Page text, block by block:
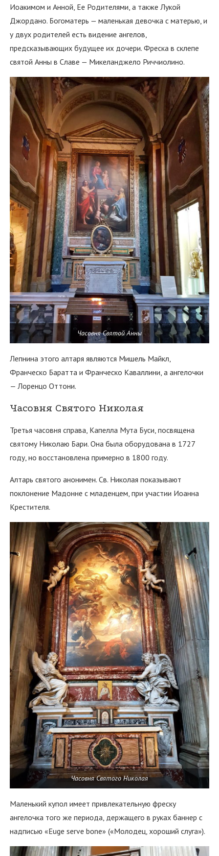
Иоакимом и Анной, Ее Родителями, а также Лукой
Джордано. Богоматерь — маленькая девочка с матерью, и
у двух родителей есть видение ангелов,
предсказывающих будущее их дочери. Фреска в склепе
святой Анны в Славе — Микеланджело Риччиолино.
Часовня Святой Анны
Лепнина этого алтаря являются Мишель Майкл,
Франческо Баратта и Франческо Каваллини, а ангелочки
— Лоренцо Оттони.
Часовня Святого Николая
Третья часовня справа, Капелла Мута Буси, посвящена
святому Николаю Бари. Она была оборудована в 1727
году, но восстановлена примерно в 1800 году.
Алтарь святого анонимен. Св. Николая показывают
поклонение Мадонне с младенцем, при участии Иоанна
Крестителя.
Часовня Святого Николая
Маленький купол имеет привлекательную фреску
ангелочка того же периода, держащего в руках баннер с
надписью «Euge serve bone» («Молодец, хороший слуга»).